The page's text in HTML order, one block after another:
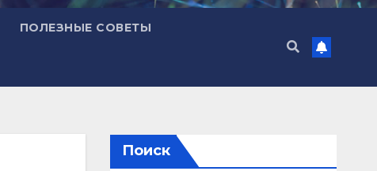
ПОЛЕЗНЫЕ СОВЕТЫ
Поиск